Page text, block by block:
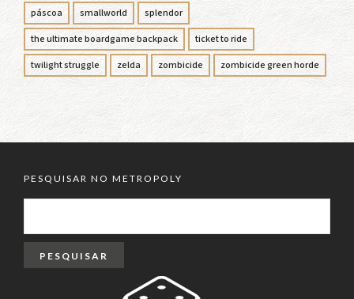
páscoa smallworld splendor
the ultimate boardgame backpack ticket to ride
twilight struggle zelda zombicide zombicide green horde
PESQUISAR NO METROPOLY